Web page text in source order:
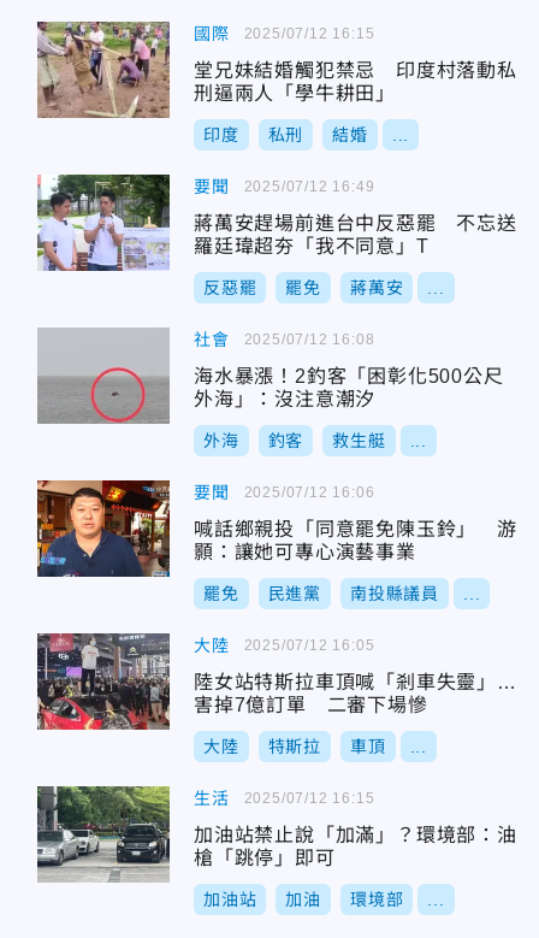
國際
堂兄妹結婚觸犯禁忌 印度村落動私
刑逼兩人「學牛耕田」
印度 私刑 結婚
2025/07/12 16:15
要聞
蔣萬安趕場前進台中反惡罷 不忘送
羅廷瑋超夯「我不同意」T
反惡罷 罷免 蔣萬安
2025/07/12 16:49
社會
海水暴漲！2釣客「困彰化500公尺
外海」：沒注意潮汐
外海 釣客 救生艇
2025/07/12 16:08
要聞
喊話鄉親投「同意罷免陳玉鈴」 游
顥：讓她可專心演藝事業
罷免 民進黨 南投縣議員
2025/07/12 16:06
大陸
陸女站特斯拉車頂喊「剎車失靈」…
害掉7億訂單 二審下場慘
大陸 特斯拉 車頂
2025/07/12 16:05
生活
加油站禁止說「加滿」？環境部：油
槍「跳停」即可
加油站 加油 環境部
2025/07/12 16:15